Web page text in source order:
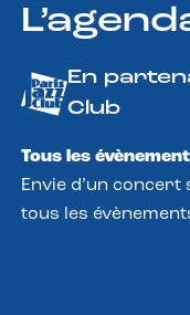
En
Club
Tous les
Envie d’un
tous les